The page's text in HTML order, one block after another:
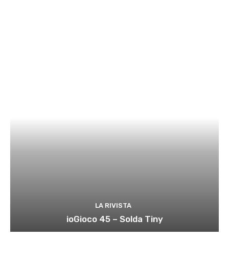
LA RIVISTA
ioGioco 45 – Solda Tiny